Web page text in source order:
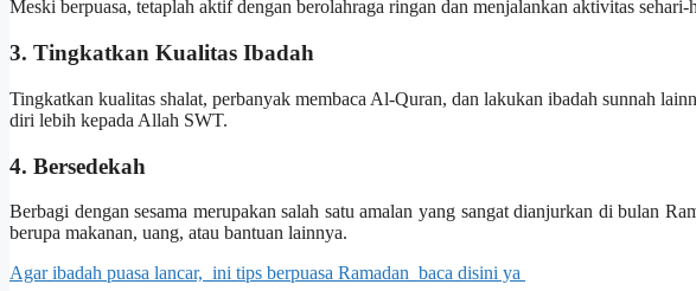
Meski berpuasa, tetaplah aktif dengan berolahraga ringan dan menjalankan aktivitas
3. Tingkatkan Kualitas Ibadah
Tingkatkan kualitas shalat, perbanyak membaca Al-Quran, dan lakukan ibadah sunnah
diri lebih kepada Allah SWT.
4. Bersedekah
Berbagi dengan sesama merupakan salah satu amalan yang sangat dianjurkan di bulan
berupa makanan, uang, atau bantuan lainnya.
Agar ibadah puasa lancar, ini tips berpuasa Ramadan baca disini ya